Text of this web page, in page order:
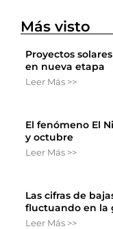
Más visto
Proyectos
en nueva etapa
Leer Más >>
El fenómeno El
y octubre
Leer Más >>
Las cifras de
fluctuando en la
Leer Más >>